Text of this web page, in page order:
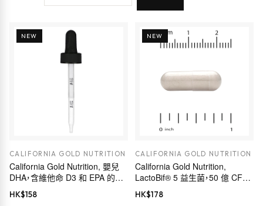
NEW
CALIFORNIA GOLD NUTRITION
California Gold Nutrition, 嬰兒
DHA，含維他命 D3 和 EPA 的
Omega-3s，2 液量盎司（59 毫
升）
HK$158
NEW
CALIFORNIA GOLD NUTRITION
California Gold Nutrition,
LactoBif® 5 益生菌，50 億 CFU，
120 粒素食膠囊
HK$178